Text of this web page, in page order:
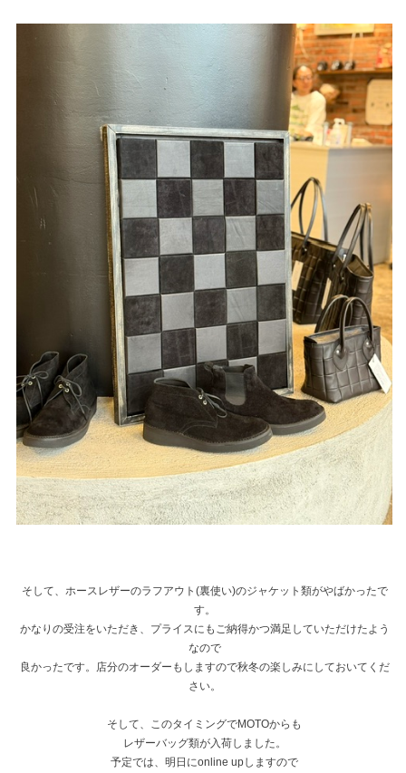
そして、ホースレザーのラフアウト(裏使い)のジャケット類がやばかったで
す。
かなりの受注をいただき、プライスにもご納得かつ満足していただけたよう
なので
良かったです。店分のオーダーもしますので秋冬の楽しみにしておいてくだ
さい。
そして、このタイミングでMOTOからも
レザーバッグ類が入荷しました。
予定では、明日にonline upしますので